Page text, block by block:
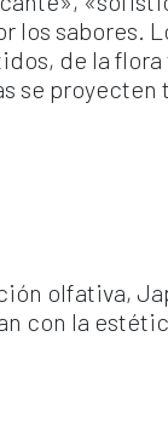
los sabores.
de la
se
olfativa,
con la